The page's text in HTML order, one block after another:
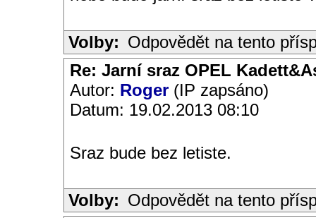
Volby: Odpovědět na tento
Re: Jarní sraz OPEL
Autor: Roger (IP zapsáno)
Datum: 19.02.2013 08:10
Sraz bude bez letiste.
Volby: Odpovědět na tento